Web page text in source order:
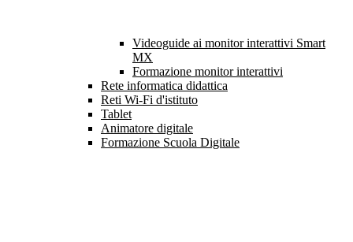
Videoguide ai monitor interattivi Smart
MX
Formazione monitor interattivi
Rete informatica didattica
Reti Wi-Fi d'istituto
Tablet
Animatore digitale
Formazione Scuola Digitale